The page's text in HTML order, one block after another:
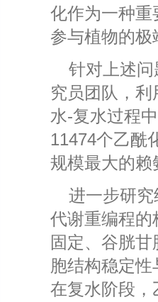
化作为一种重
参与植物的
针对上述
究员团队，
水-复水过程
11474个乙酰
规模最大的赖
进一步研
代谢重编程的
固定、谷胱
胞结构稳定
在复水阶段，